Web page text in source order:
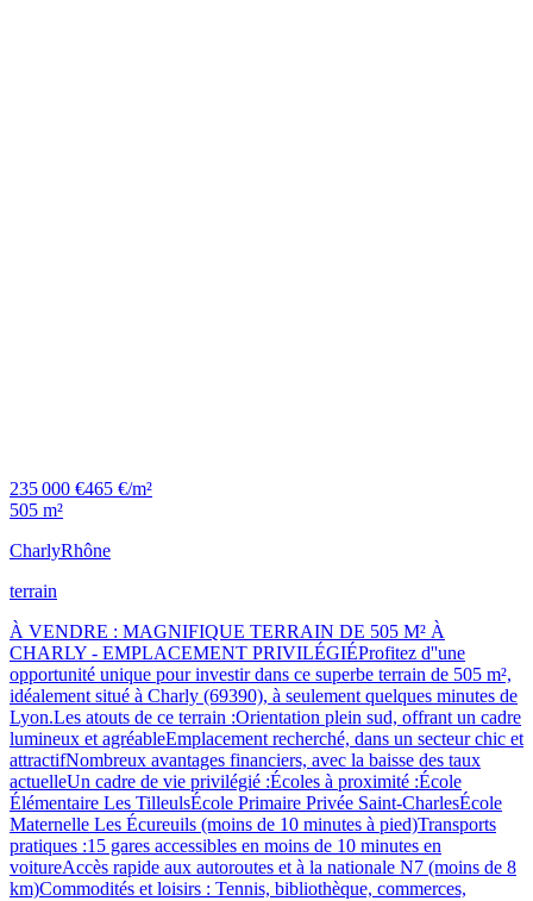
235 000 €465 €/m²
505 m²
CharlyRhône
terrain
À VENDRE : MAGNIFIQUE TERRAIN DE 505 M² À
CHARLY - EMPLACEMENT PRIVILÉGIÉProfitez d''une
opportunité unique pour investir dans ce superbe terrain de 505 m²,
idéalement situé à Charly (69390), à seulement quelques minutes de
Lyon.Les atouts de ce terrain :Orientation plein sud, offrant un cadre
lumineux et agréableEmplacement recherché, dans un secteur chic et
attractifNombreux avantages financiers, avec la baisse des taux
actuelleUn cadre de vie privilégié :Écoles à proximité :École
Élémentaire Les TilleulsÉcole Primaire Privée Saint-CharlesÉcole
Maternelle Les Écureuils (moins de 10 minutes à pied)Transports
pratiques :15 gares accessibles en moins de 10 minutes en
voitureAccès rapide aux autoroutes et à la nationale N7 (moins de 8
km)Commodités et loisirs : Tennis, bibliothèque, commerces,